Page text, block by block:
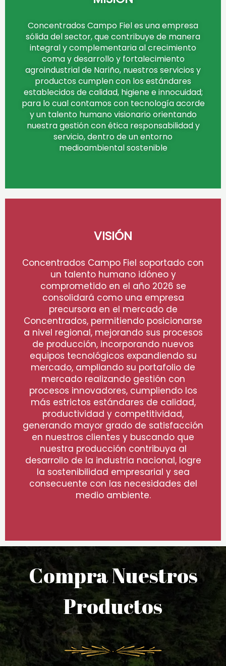
Concentrados Campo Fiel es una empresa
sólida del sector, que contribuye de manera
integral y complementaria al crecimiento
coma y desarrollo y fortalecimiento
agroindustrial de Nariño, nuestros servicios y
productos cumplen con los estándares
establecidos de calidad, higiene e innocuidad;
para lo cual contamos con tecnología acorde
y un talento humano visionario orientando
nuestra gestión con ética responsabilidad y
servicio, dentro de un entorno
medioambiental sostenible
VISIÓN
Concentrados Campo Fiel soportado con
un talento humano idóneo y
comprometido en el año 2026 se
consolidará como una empresa
precursora en el mercado de
Concentrados, permitiendo posicionarse
a nivel regional, mejorando sus procesos
de producción, incorporando nuevos
equipos tecnológicos expandiendo su
mercado, ampliando su portafolio de
mercado realizando gestión con
procesos innovadores, cumpliendo los
más estrictos estándares de calidad,
productividad y competitividad,
generando mayor grado de satisfacción
en nuestros clientes y buscando que
nuestra producción contribuya al
desarrollo de la industria nacional, logre
la sostenibilidad empresarial y sea
consecuente con las necesidades del
medio ambiente.
Compra Nuestros
Productos